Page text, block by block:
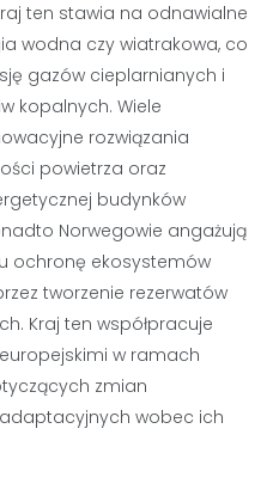
ten stawia na odnawialne
wodna czy wiatrakowa, co
gazów cieplarnianych i
kopalnych. Wiele
rozwiązania
powietrza oraz
budynków
Norwegowie angażują
ochronę ekosystemów
tworzenie rezerwatów
Kraj ten współpracuje
w ramach
zmian
wobec ich